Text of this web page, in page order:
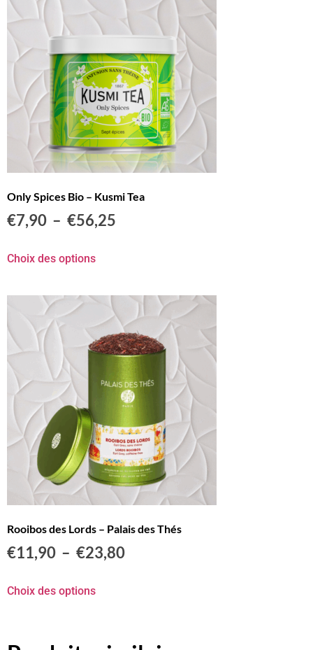
Only Spices Bio – Kusmi Tea
€7,90 – €56,25
Choix des options
Rooibos des Lords – Palais des Thés
€11,90 – €23,80
Choix des options